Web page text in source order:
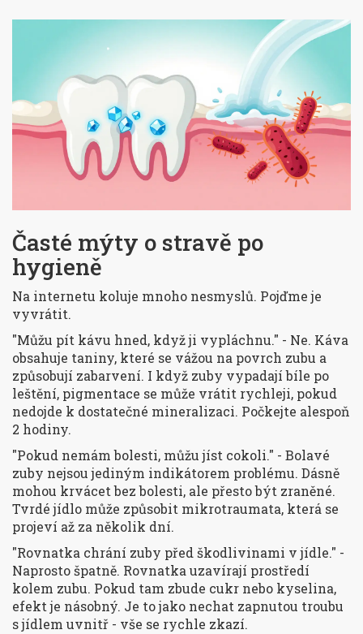
Časté mýty o stravě po
hygieně
Na internetu koluje mnoho nesmyslů. Pojďme je
vyvrátit.
"Můžu pít kávu hned, když ji vypláchnu." - Ne. Káva
obsahuje taniny, které se vážou na povrch zubu a
způsobují zabarvení. I když zuby vypadají bíle po
leštění, pigmentace se může vrátit rychleji, pokud
nedojde k dostatečné mineralizaci. Počkejte alespoň
2 hodiny.
"Pokud nemám bolesti, můžu jíst cokoli." - Bolavé
zuby nejsou jediným indikátorem problému. Dásně
mohou krvácet bez bolesti, ale přesto být zraněné.
Tvrdé jídlo může způsobit mikrotraumata, která se
projeví až za několik dní.
"Rovnatka chrání zuby před škodlivinami v jídle." -
Naprosto špatně. Rovnatka uzavírají prostředí
kolem zubu. Pokud tam zbude cukr nebo kyselina,
efekt je násobný. Je to jako nechat zapnutou troubu
s jídlem uvnitř - vše se rychle zkazí.